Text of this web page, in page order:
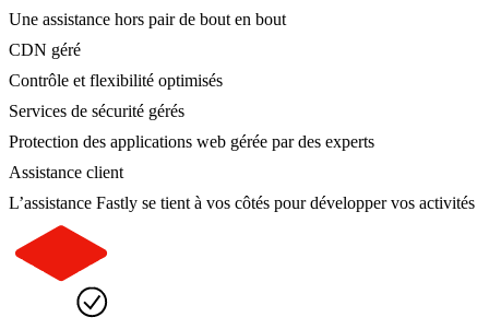
Une assistance hors pair de bout en bout
CDN géré
Contrôle et flexibilité optimisés
Services de sécurité gérés
Protection des applications web gérée par des experts
Assistance client
L’assistance Fastly se tient à vos côtés pour développer vos activités